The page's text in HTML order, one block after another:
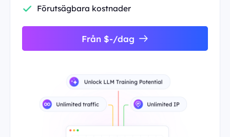
Förutsägbara kostnader
Från $-/dag